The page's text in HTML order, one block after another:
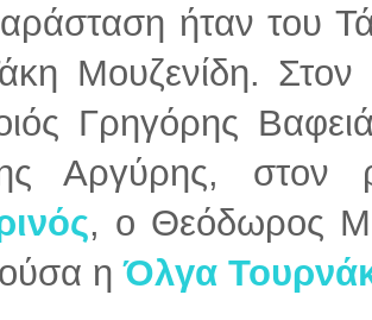
ήταν του
Μουζενίδη.
Γρηγόρης
Αργύρης,
, ο Θεόδωρος
ηΌλγα